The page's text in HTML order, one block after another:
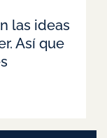
las ideas
Así que